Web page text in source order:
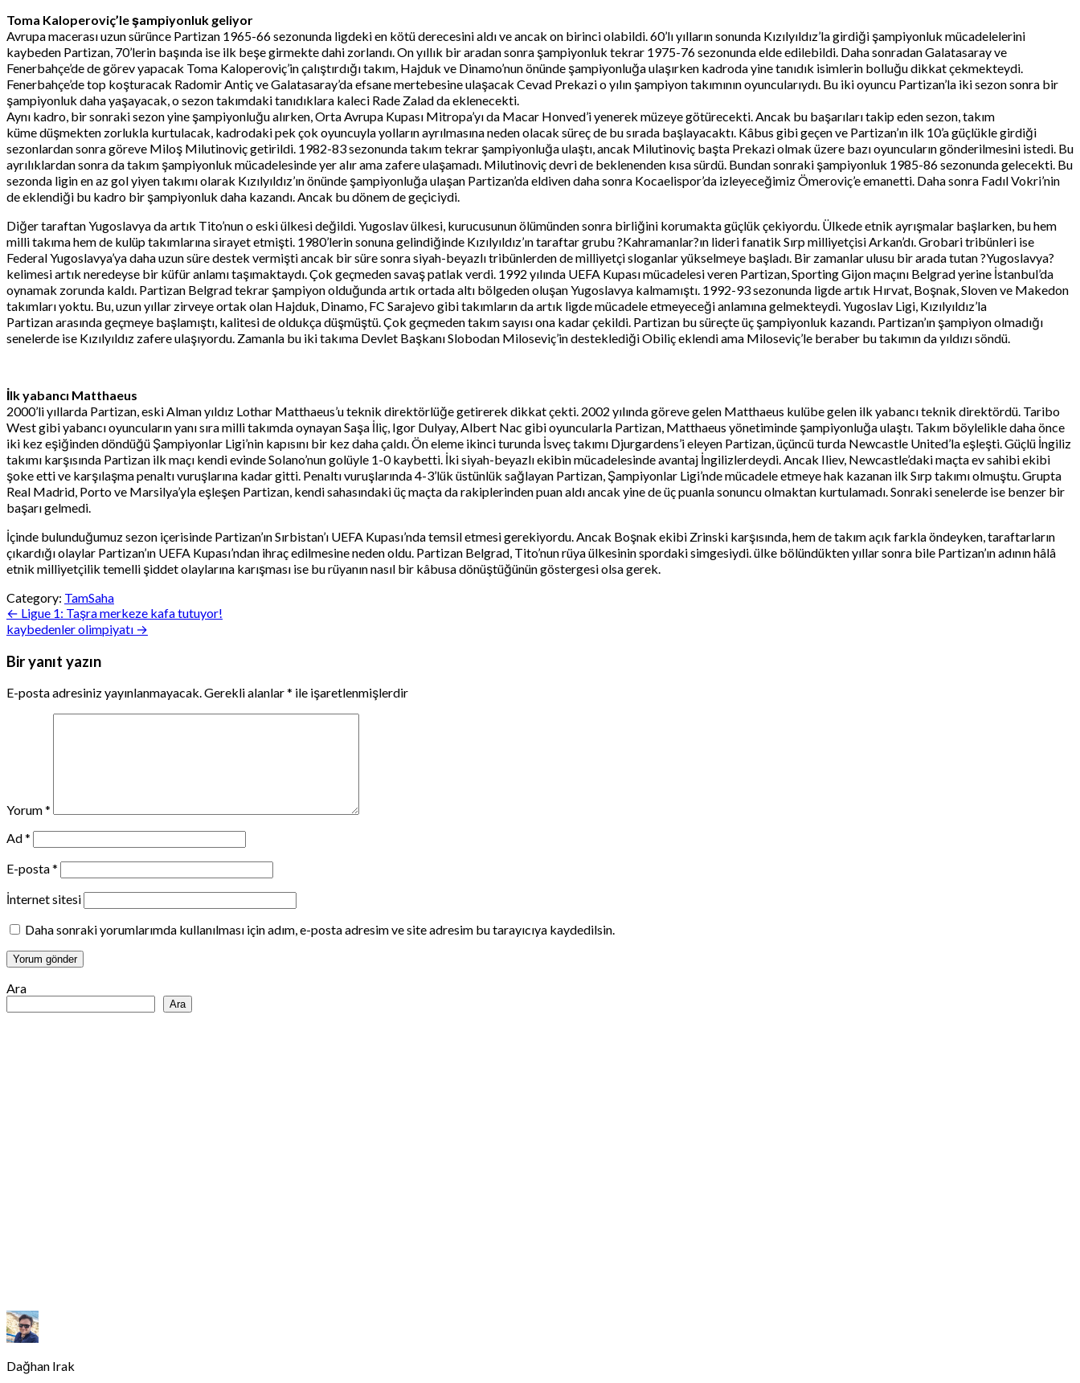
Toma Kaloperoviç’le şampiyonluk geliyor
Avrupa macerası uzun sürünce Partizan 1965-66 sezonunda ligdeki en kötü derecesini aldı ve ancak on birinci olabildi. 60’lı yılların sonunda Kızılyıldız’la girdiği şampiyonluk mücadelelerini
kaybeden Partizan, 70’lerin başında ise ilk beşe girmekte dahi zorlandı. On yıllık bir aradan sonra şampiyonluk tekrar 1975-76 sezonunda elde edilebildi. Daha sonradan Galatasaray ve
Fenerbahçe’de de görev yapacak Toma Kaloperoviç’in çalıştırdığı takım, Hajduk ve Dinamo’nun önünde şampiyonluğa ulaşırken kadroda yine tanıdık isimlerin bolluğu dikkat çekmekteydi.
Fenerbahçe’de top koşturacak Radomir Antiç ve Galatasaray’da efsane mertebesine ulaşacak Cevad Prekazi o yılın şampiyon takımının oyuncularıydı. Bu iki oyuncu Partizan’la iki sezon sonra bir
şampiyonluk daha yaşayacak, o sezon takımdaki tanıdıklara kaleci Rade Zalad da eklenecekti.
Aynı kadro, bir sonraki sezon yine şampiyonluğu alırken, Orta Avrupa Kupası Mitropa’yı da Macar Honved’i yenerek müzeye götürecekti. Ancak bu başarıları takip eden sezon, takım
küme düşmekten zorlukla kurtulacak, kadrodaki pek çok oyuncuyla yolların ayrılmasına neden olacak süreç de bu sırada başlayacaktı. Kâbus gibi geçen ve Partizan’ın ilk 10’a güçlükle girdiği
sezonlardan sonra göreve Miloş Milutinoviç getirildi. 1982-83 sezonunda takım tekrar şampiyonluğa ulaştı, ancak Milutinoviç başta Prekazi olmak üzere bazı oyuncuların gönderilmesini istedi. Bu
ayrılıklardan sonra da takım şampiyonluk mücadelesinde yer alır ama zafere ulaşamadı. Milutinoviç devri de beklenenden kısa sürdü. Bundan sonraki şampiyonluk 1985-86 sezonunda gelecekti. Bu
sezonda ligin en az gol yiyen takımı olarak Kızılyıldız’ın önünde şampiyonluğa ulaşan Partizan’da eldiven daha sonra Kocaelispor’da izleyeceğimiz Ömeroviç’e emanetti. Daha sonra Fadıl Vokri’nin
de eklendiği bu kadro bir şampiyonluk daha kazandı. Ancak bu dönem de geçiciydi.
Diğer taraftan Yugoslavya da artık Tito’nun o eski ülkesi değildi. Yugoslav ülkesi, kurucusunun ölümünden sonra birliğini korumakta güçlük çekiyordu. Ülkede etnik ayrışmalar başlarken, bu hem
milli takıma hem de kulüp takımlarına sirayet etmişti. 1980’lerin sonuna gelindiğinde Kızılyıldız’ın taraftar grubu ?Kahramanlar?ın lideri fanatik Sırp milliyetçisi Arkan’dı. Grobari tribünleri ise
Federal Yugoslavya’ya daha uzun süre destek vermişti ancak bir süre sonra siyah-beyazlı tribünlerden de milliyetçi sloganlar yükselmeye başladı. Bir zamanlar ulusu bir arada tutan ?Yugoslavya?
kelimesi artık neredeyse bir küfür anlamı taşımaktaydı. Çok geçmeden savaş patlak verdi. 1992 yılında UEFA Kupası mücadelesi veren Partizan, Sporting Gijon maçını Belgrad yerine İstanbul’da
oynamak zorunda kaldı. Partizan Belgrad tekrar şampiyon olduğunda artık ortada altı bölgeden oluşan Yugoslavya kalmamıştı. 1992-93 sezonunda ligde artık Hırvat, Boşnak, Sloven ve Makedon
takımları yoktu. Bu, uzun yıllar zirveye ortak olan Hajduk, Dinamo, FC Sarajevo gibi takımların da artık ligde mücadele etmeyeceği anlamına gelmekteydi. Yugoslav Ligi, Kızılyıldız’la
Partizan arasında geçmeye başlamıştı, kalitesi de oldukça düşmüştü. Çok geçmeden takım sayısı ona kadar çekildi. Partizan bu süreçte üç şampiyonluk kazandı. Partizan’ın şampiyon olmadığı
senelerde ise Kızılyıldız zafere ulaşıyordu. Zamanla bu iki takıma Devlet Başkanı Slobodan Miloseviç’in desteklediği Obiliç eklendi ama Miloseviç’le beraber bu takımın da yıldızı söndü.
İlk yabancı Matthaeus
2000’li yıllarda Partizan, eski Alman yıldız Lothar Matthaeus’u teknik direktörlüğe getirerek dikkat çekti. 2002 yılında göreve gelen Matthaeus kulübe gelen ilk yabancı teknik direktördü. Taribo
West gibi yabancı oyuncuların yanı sıra milli takımda oynayan Saşa İliç, Igor Dulyay, Albert Nac gibi oyuncularla Partizan, Matthaeus yönetiminde şampiyonluğa ulaştı. Takım böylelikle daha önce
iki kez eşiğinden döndüğü Şampiyonlar Ligi’nin kapısını bir kez daha çaldı. Ön eleme ikinci turunda İsveç takımı Djurgardens’i eleyen Partizan, üçüncü turda Newcastle United’la eşleşti. Güçlü İngiliz
takımı karşısında Partizan ilk maçı kendi evinde Solano’nun golüyle 1-0 kaybetti. İki siyah-beyazlı ekibin mücadelesinde avantaj İngilizlerdeydi. Ancak Iliev, Newcastle’daki maçta ev sahibi ekibi
şoke etti ve karşılaşma penaltı vuruşlarına kadar gitti. Penaltı vuruşlarında 4-3’lük üstünlük sağlayan Partizan, Şampiyonlar Ligi’nde mücadele etmeye hak kazanan ilk Sırp takımı olmuştu. Grupta
Real Madrid, Porto ve Marsilya’yla eşleşen Partizan, kendi sahasındaki üç maçta da rakiplerinden puan aldı ancak yine de üç puanla sonuncu olmaktan kurtulamadı. Sonraki senelerde ise benzer bir
başarı gelmedi.
İçinde bulunduğumuz sezon içerisinde Partizan’ın Sırbistan’ı UEFA Kupası’nda temsil etmesi gerekiyordu. Ancak Boşnak ekibi Zrinski karşısında, hem de takım açık farkla öndeyken, taraftarların
çıkardığı olaylar Partizan’ın UEFA Kupası’ndan ihraç edilmesine neden oldu. Partizan Belgrad, Tito’nun rüya ülkesinin spordaki simgesiydi. ülke bölündükten yıllar sonra bile Partizan’ın adının hâlâ
etnik milliyetçilik temelli şiddet olaylarına karışması ise bu rüyanın nasıl bir kâbusa dönüştüğünün göstergesi olsa gerek.
Category: TamSaha
Yazı
gezinmesi
← Ligue 1: Taşra merkeze kafa tutuyor!
kaybedenler olimpiyatı →
Bir yanıt yazın
E-posta adresiniz yayınlanmayacak.Gerekli alanlar* ile işaretlenmişlerdir
Yorum*
Ad*
E-posta*
İnternet sitesi
Daha sonraki yorumlarımda kullanılması için adım, e-posta adresim ve site adresim bu tarayıcıya kaydedilsin.
Ara
Ara
Dağhan Irak